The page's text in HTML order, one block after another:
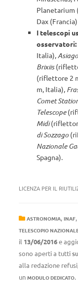
Planetarium
Dax (Francia)
I telescopi
osservatori:
Italia),Asiago
Brixiis
(riflettore 2
m, Italia),
Comet
Telescope
Midi
di Sozzago
Nazionale
Spagna).
LICENZA PER IL
ASTRONOMIA, INAF,
TELESCOPIO
il 13/06/2016e
sono aperti a tutti
alla redazione
un MODULO DEDICATO.